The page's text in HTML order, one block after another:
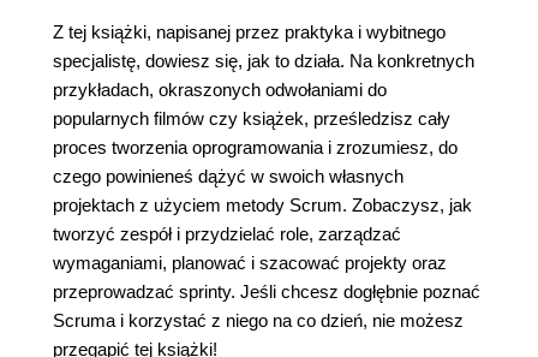
Z tej książki, napisanej przez praktyka i wybitnego
specjalistę, dowiesz się, jak to działa. Na konkretnych
przykładach, okraszonych odwołaniami do
popularnych filmów czy książek, prześledzisz cały
proces tworzenia oprogramowania i zrozumiesz, do
czego powinieneś dążyć w swoich własnych
projektach z użyciem metody Scrum. Zobaczysz, jak
tworzyć zespół i przydzielać role, zarządzać
wymaganiami, planować i szacować projekty oraz
przeprowadzać sprinty. Jeśli chcesz dogłębnie poznać
Scruma i korzystać z niego na co dzień, nie możesz
przegapić tej książki!